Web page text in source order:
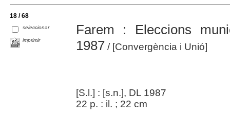
18 / 68
seleccionar
imprimir
Farem : Eleccions
1987 / [Convergència i Unió]
[S.l.] : [s.n.], DL 1987
22 p. : il. ; 22 cm